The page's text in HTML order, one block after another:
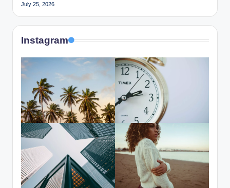
July 25, 2026
Instagram